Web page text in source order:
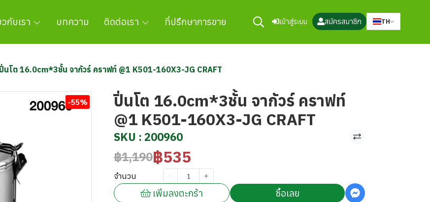
วกับเรา บทความ ติดต่อเรา ที่ปรึกษาการขาย เข้าสู่ระบบ สมัครสมาชิก TH
นโต 16.0cm*3ชั้น จากัวร์ คราฟท์ @1 K501-160X3-JG CRAFT
-55%
ปิ่นโต 16.0cm*3ชั้น จากัวร์ คราฟท์
@1 K501-160X3-JG CRAFT
SKU : 200960
฿1,190฿535
จำนวน
เพิ่มลงตะกร้า ซื้อเลย